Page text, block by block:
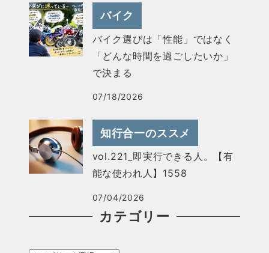
バイク
バイク選びは「性能」ではなく
「どんな時間を過ごしたいか」
で決まる
07/18/2026
知行合一のススメ
vol.221_即実行できる人。【有
能な使われ人】1558
07/04/2026
カテゴリー